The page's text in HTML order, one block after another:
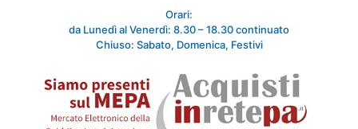
Orari:
da Lunedì al Venerdì: 8.30 – 18.30 continuato
Chiuso: Sabato, Domenica, Festivi